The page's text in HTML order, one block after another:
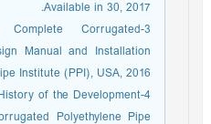
Available in 30, 2017.
Complete Corrugated
Manual and Installation
Institute (PPI), USA, 2016.
History of the Development
Polyethylene Pipe